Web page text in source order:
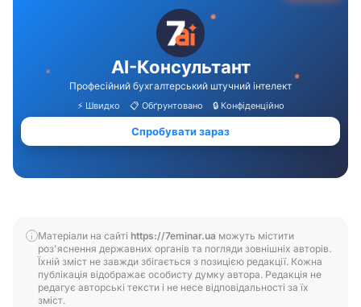
Матеріали на сайті https://7eminar.ua можуть містити
роз'яснення державних органів та погляди зовнішніх авторів.
Їхній зміст не завжди збігається з позицією редакції. Кожна
публікація відображає особисту думку автора. Редакція не
редагує авторські тексти і не несе відповідальності за їх
зміст.